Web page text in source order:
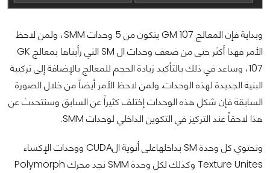
وبداية فإن المعالج GM 107 يتكون من 5 وحدات SMM، ولمن لاحظ
الأمر فهذا أكثر حتى من ضعف وحدات ال SM التي رأيناها بمعالج GK
107، وساعد في ذلك بالتأكيد زيادة الحجم للمعالج بالإضافة إلى تركيبة
البنية الجديدة لهذه الوحدات. ولمن لاحظ الأمر أيضاً من خلال الصورة
السابقة فإن شكل هذه الوحدات إختلف كثيراً عن السابق وسنتحدث عن
هذا لاحقاً عند التركيز في التكوين الداخلي لوحدات SMM.
وتحتوي كل وحدة SM بداخلهاعلى أنوية الCUDA ووحدات الإكساء
Texture Unites وكذلك لكل وحدة SMM نجد محرك Polymorph